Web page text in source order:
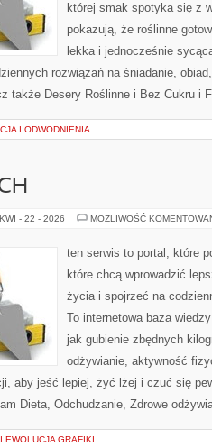
której smak spotyka się z
pokazują, że roślinne
lekka i jednocześnie
rozwiązań na śniadanie,
także Desery Roślinne i Bez Cukru i
I ODWODNIENIA
KWI - 22 - 2026 MOŻLIWOŚĆ
ten serwis to portal, które
które chcą wprowadzić
życia i spojrzeć na
To internetowa baza
jak gubienie zbędnych
odżywianie, aktywność
aby jeść lepiej, żyć lżej i czuć się
Dieta, Odchudzanie, Zdrowe
EWOLUCJA GRAFIKI